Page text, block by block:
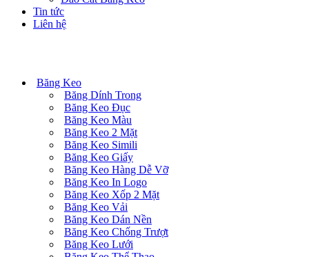
Tin tức
Liên hệ
Băng Keo
Băng Dính Trong
Băng Keo Đục
Băng Keo Màu
Băng Keo 2 Mặt
Băng Keo Simili
Băng Keo Giấy
Băng Keo Hàng Dễ Vỡ
Băng Keo In Logo
Băng Keo Xốp 2 Mặt
Băng Keo Vải
Băng Keo Dán Nền
Băng Keo Chống Trượt
Băng Keo Lưới